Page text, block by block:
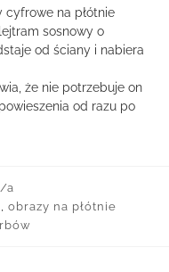
cyfrowe na płótnie
sosnowy o
od ściany i nabiera
że nie potrzebuje on
od razu po
a
obrazy na płótnie